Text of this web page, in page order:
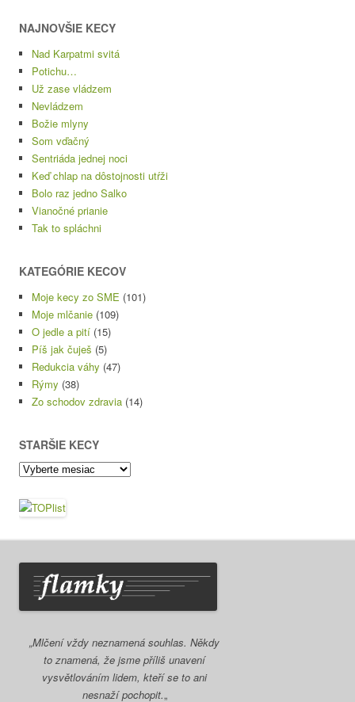
NAJNOVŠIE KECY
Nad Karpatmi svitá
Potichu…
Už zase vládzem
Nevládzem
Božie mlyny
Som vďačný
Sentriáda jednej noci
Keď chlap na dôstojnosti utŕži
Bolo raz jedno Salko
Vianočné prianie
Tak to spláchni
KATEGÓRIE KECOV
Moje kecy zo SME (101)
Moje mlčanie (109)
O jedle a pití (15)
Píš jak čuješ (5)
Redukcia váhy (47)
Rýmy (38)
Zo schodov zdravia (14)
STARŠIE KECY
Staršie
kecy
„Mlčení vždy neznamená souhlas. Někdy
to znamená, že jsme příliš unavení
vysvětlováním lidem, kteří se to ani
nesnaží pochopit.„